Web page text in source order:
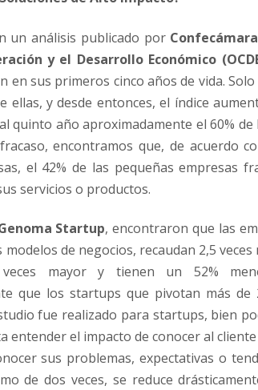
un análisis publicado por
y el Desarrollo Económico
en sus primeros cinco años de vida.
ellas, y desde entonces, el índice
quinto año aproximadamente el 60%
encontramos que, de acuerdo
el 42% de las pequeñas empresas
servicios o productos.
Startup, encontraron que las
modelos de negocios, recaudan 2,5
mayor y tienen un 52%
que los startups que pivotan más
fue realizado para startups, bien
entender el impacto de conocer al
sus problemas, expectativas o
de dos veces, se reduce